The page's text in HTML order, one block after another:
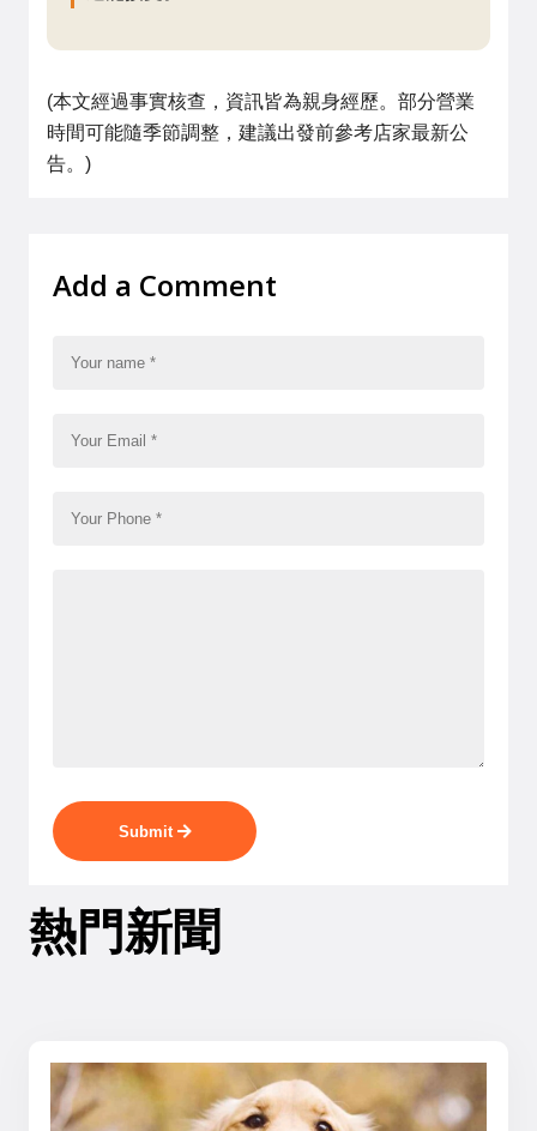
(本文經過事實核查，資訊皆為親身經歷。部分營業
時間可能隨季節調整，建議出發前參考店家最新公
告。)
Add a Comment
Submit
熱門新聞